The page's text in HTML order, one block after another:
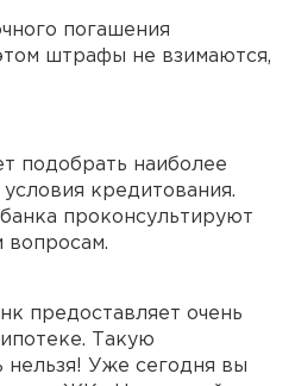
погашения
штрафы не взимаются,
подобрать наиболее
кредитования.
проконсультируют
предоставляет очень
Такую
нельзя! Уже сегодня вы